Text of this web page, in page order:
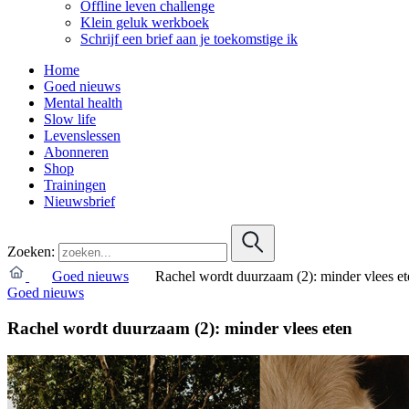
Offline leven challenge
Klein geluk werkboek
Schrijf een brief aan je toekomstige ik
Home
Goed nieuws
Mental health
Slow life
Levenslessen
Abonneren
Shop
Trainingen
Nieuwsbrief
Zoeken:
Goed nieuws
Rachel wordt duurzaam (2): minder vlees
Goed nieuws
Rachel wordt duurzaam (2): minder vlees eten